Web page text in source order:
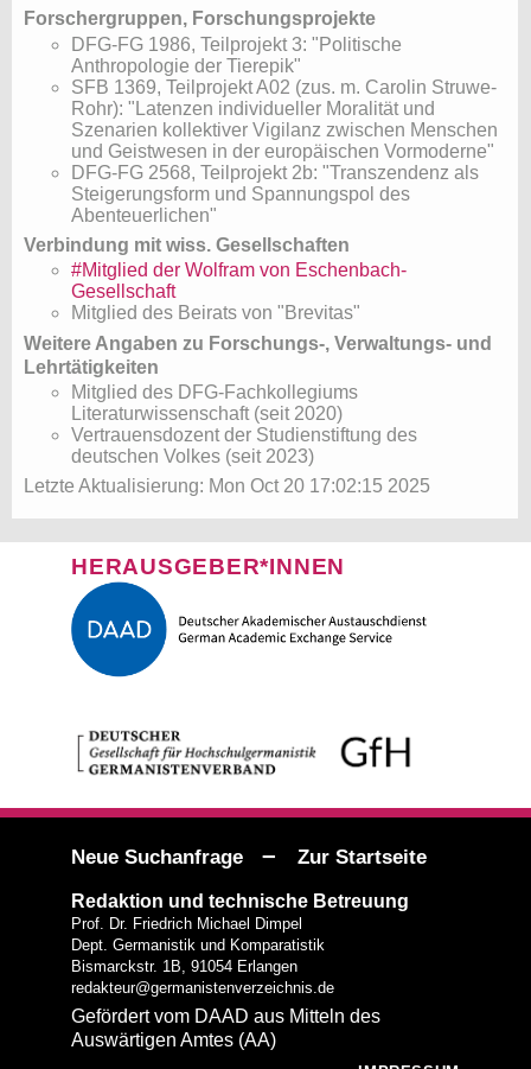
Forschergruppen, Forschungsprojekte
DFG-FG 1986, Teilprojekt 3: "Politische
Anthropologie der Tierepik"
SFB 1369, Teilprojekt A02 (zus. m. Carolin Struwe-
Rohr): "Latenzen individueller Moralität und
Szenarien kollektiver Vigilanz zwischen Menschen
und Geistwesen in der europäischen Vormoderne"
DFG-FG 2568, Teilprojekt 2b: "Transzendenz als
Steigerungsform und Spannungspol des
Abenteuerlichen"
Verbindung mit wiss. Gesellschaften
#Mitglied der Wolfram von Eschenbach-
Gesellschaft
Mitglied des Beirats von "Brevitas"
Weitere Angaben zu Forschungs-, Verwaltungs- und
Lehrtätigkeiten
Mitglied des DFG-Fachkollegiums
Literaturwissenschaft (seit 2020)
Vertrauensdozent der Studienstiftung des
deutschen Volkes (seit 2023)
Letzte Aktualisierung: Mon Oct 20 17:02:15 2025
HERAUSGEBER*INNEN
Neue Suchanfrage – Zur Startseite
Redaktion und technische Betreuung
Prof. Dr. Friedrich Michael Dimpel
Dept. Germanistik und Komparatistik
Bismarckstr. 1B, 91054 Erlangen
redakteur@germanistenverzeichnis.de
Gefördert vom DAAD aus Mitteln des
Auswärtigen Amtes (AA)